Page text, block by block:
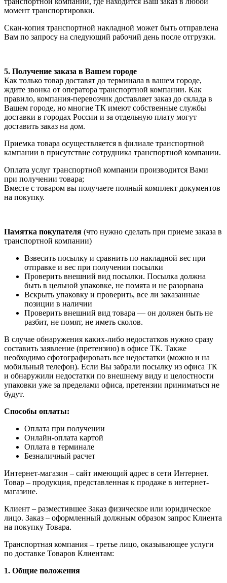
момент транспортировки.
Скан-копия транспортной накладной может быть отправлена
Вам по запросу на следующий рабочий день после отгрузки.
5. Получение заказа в Вашем городе
Как только товар доставят до терминала в вашем городе,
ждите звонка от оператора транспортной компании. Как
правило, компания-перевозчик доставляет заказ до склада в
Вашем городе, но многие ТК имеют собственные службы
доставки в городах России и за отдельную плату могут
доставить заказ на дом.
Приемка товара осуществляется в филиале транспортной
кампании в присутствие сотрудника транспортной компании.
Оплата услуг транспортной компании производится Вами
при получении товара;
Вместе с товаром вы получаете полный комплект документов
на покупку.
Памятка покупателя (что нужно сделать при приеме заказа в
транспортной компании)
Взвесить посылку и сравнить по накладной вес при
отправке и вес при получении посылки
Проверить внешний вид посылки. Посылка должна
быть в цельной упаковке, не помята и не разорвана
Вскрыть упаковку и проверить, все ли заказанные
позиции в наличии
Проверить внешний вид товара — он должен быть не
разбит, не помят, не иметь сколов.
В случае обнаружения каких-либо недостатков нужно сразу
составить заявление (претензию) в офисе ТК. Также
необходимо сфотографировать все недостатки (можно и на
мобильный телефон). Если Вы забрали посылку из офиса ТК
и обнаружили недостатки по внешнему виду и целостности
упаковки уже за пределами офиса, претензии приниматься не
будут.
Способы оплаты:
Оплата при получении
Онлайн-оплата картой
Оплата в терминале
Безналичный расчет
Интернет-магазин – сайт имеющий адрес в сети Интернет.
Товар – продукция, представленная к продаже в интернет-
магазине.
Клиент – разместившее Заказ физическое или юридическое
лицо. Заказ – оформленный должным образом запрос Клиента
на покупку Товара.
Транспортная компания – третье лицо, оказывающее услуги
по доставке Товаров Клиентам:
1. Общие положения